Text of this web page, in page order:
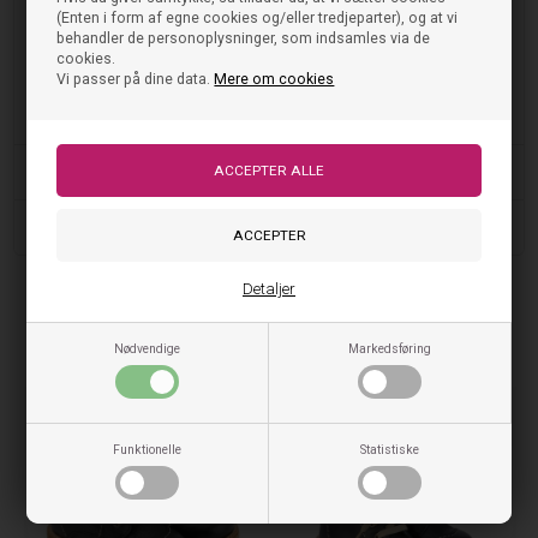
(Enten i form af egne cookies og/eller tredjeparter), og at vi
behandler de personoplysninger, som indsamles via de
cookies.
Vi passer på dine data.Mere om cookies
Nødvendige Markedsføring
Funktionelle Statistiske
Detaljer
Str. 23 =
14,5 cm
Str. 24 =
15,1 cm
Str. 25 = 15,7 cm
Få fat i denne klassiske begynder snøresko i marineblå farve og giv
Tjek også disse ud